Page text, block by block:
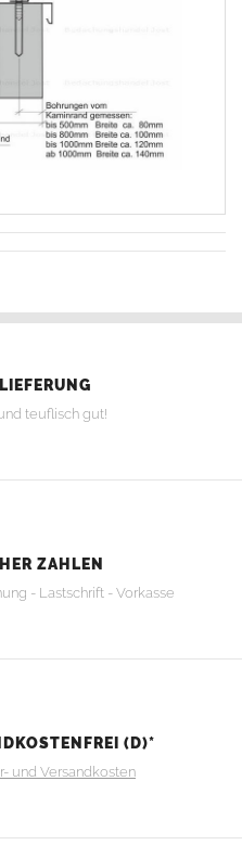
teuflisch gut!
ZAHLEN
- Lastschrift - Vorkasse
(D)*
und Versandkosten